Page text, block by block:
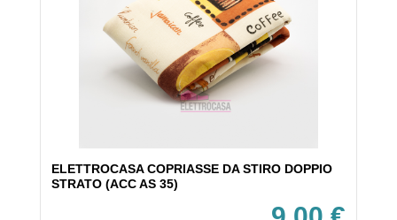
ELETTROCASA COPRIASSE DA STIRO DOPPIO
STRATO (ACC AS 35)